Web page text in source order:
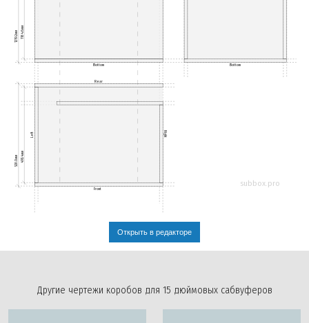
528.0мм 493.4мм
1219.2мм 1184.6мм
Bottom Bottom
Rear
Front
Left Right
subbox.pro
Открыть в редакторе
Другие чертежи коробов для 15 дюймовых сабвуферов